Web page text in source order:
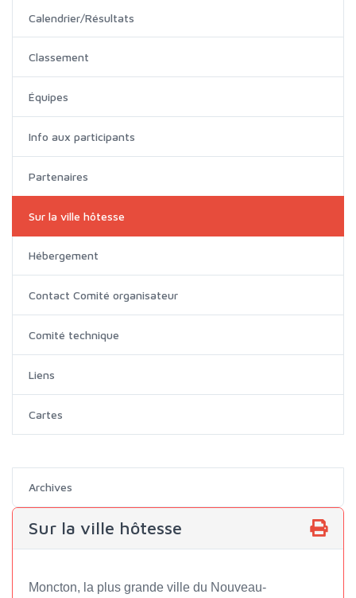
Calendrier/Résultats
Classement
Équipes
Info aux participants
Partenaires
Sur la ville hôtesse
Hébergement
Contact Comité organisateur
Comité technique
Liens
Cartes
Archives
Sur la ville hôtesse
Moncton, la plus grande ville du Nouveau-